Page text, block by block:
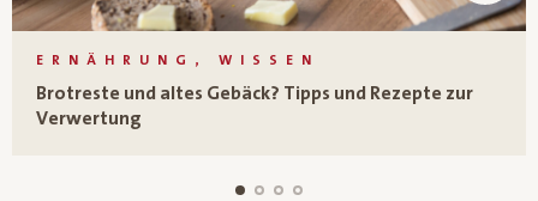
ERNÄHRUNG, WISSEN
Brotreste und altes Gebäck? Tipps und Rezepte zur
Verwertung